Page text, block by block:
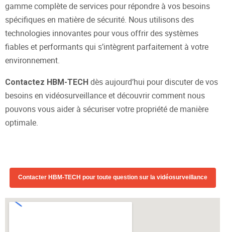
gamme complète de services pour répondre à vos besoins
spécifiques en matière de sécurité. Nous utilisons des
technologies innovantes pour vous offrir des systèmes
fiables et performants qui s’intègrent parfaitement à votre
environnement.
Contactez HBM-TECH dès aujourd’hui pour discuter de vos
besoins en vidéosurveillance et découvrir comment nous
pouvons vous aider à sécuriser votre propriété de manière
optimale.
Contacter HBM-TECH pour toute question sur la vidéosurveillance